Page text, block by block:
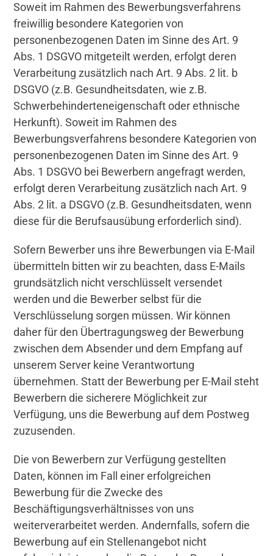
Soweit im Rahmen des Bewerbungsverfahrens
freiwillig besondere Kategorien von
personenbezogenen Daten im Sinne des Art. 9
Abs. 1 DSGVO mitgeteilt werden, erfolgt deren
Verarbeitung zusätzlich nach Art. 9 Abs. 2 lit. b
DSGVO (z.B. Gesundheitsdaten, wie z.B.
Schwerbehinderteneigenschaft oder ethnische
Herkunft). Soweit im Rahmen des
Bewerbungsverfahrens besondere Kategorien von
personenbezogenen Daten im Sinne des Art. 9
Abs. 1 DSGVO bei Bewerbern angefragt werden,
erfolgt deren Verarbeitung zusätzlich nach Art. 9
Abs. 2 lit. a DSGVO (z.B. Gesundheitsdaten, wenn
diese für die Berufsausübung erforderlich sind).
Sofern Bewerber uns ihre Bewerbungen via E-Mail
übermitteln bitten wir zu beachten, dass E-Mails
grundsätzlich nicht verschlüsselt versendet
werden und die Bewerber selbst für die
Verschlüsselung sorgen müssen. Wir können
daher für den Übertragungsweg der Bewerbung
zwischen dem Absender und dem Empfang auf
unserem Server keine Verantwortung
übernehmen. Statt der Bewerbung per E-Mail steht
Bewerbern die sicherere Möglichkeit zur
Verfügung, uns die Bewerbung auf dem Postweg
zuzusenden.
Die von Bewerbern zur Verfügung gestellten
Daten, können im Fall einer erfolgreichen
Bewerbung für die Zwecke des
Beschäftigungsverhältnisses von uns
weiterverarbeitet werden. Andernfalls, sofern die
Bewerbung auf ein Stellenangebot nicht